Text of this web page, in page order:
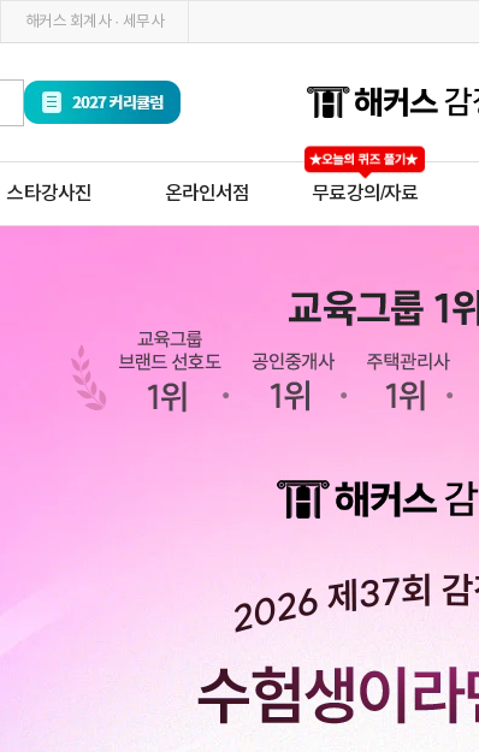
해커스 회계사 · 세무사
스타강사진 온라인서점 무료강의/자료